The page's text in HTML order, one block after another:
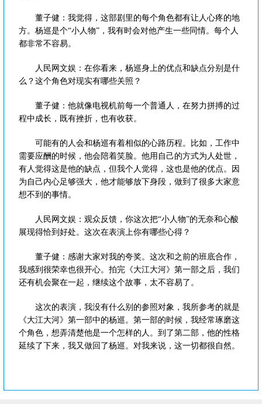
董子健：我觉得，这部剧里的每个角色都有让人心疼的地
方。杨巡是个“小人物”，我有时会对他产生一些同情。每个人
都非常不容易。
人民网文娱：在你看来，杨巡身上的优点和缺点分别是什
么？这个角色对现实有哪些关照？
董子健：他就像电视机前每一个普通人，在努力拼搏的过
程中成长，既有挫折，也有收获。
可能有的人会和杨巡有着相似的心路历程。比如，工作中
需要应酬的时候，他会陪着笑脸。他用自己的方式为人处世，
有人觉得这是他的缺点，但我个人觉得，这也是他的优点。因
为自己内心足够强大，他才能够放下身段，做到了很多大家意
想不到的事情。
人民网文娱：观众反馈，你这次把“小人物”的无奈和心酸
展现得恰到好处。这次在表演上你有哪些心得？
董子健：感谢大家对我的夸奖。这次和之前的班底合作，
我感到很荣幸也很开心。拍完《大江大河》第一部之后，我们
还有机会聚在一起，继续这个故事，太不容易了。
这次的表演，我没有什么别的参照对象，我所参考的就是
《大江大河》第一部中的杨巡。第一部的时候，我经常琢磨这
个角色，想弄清楚他是一个怎样的人。到了第二部，他的性格
延续了下来，我又做回了杨巡。对我来说，这一切都很自然。